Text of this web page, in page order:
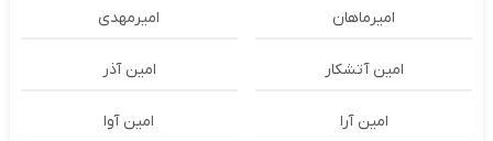
امیرماهان امیرمهدی
امین آتشکار امین آذر
امین آرا امین آوا